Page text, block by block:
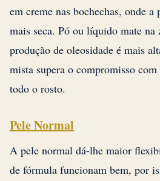
em creme nas bochechas, onde a
mais seca. Pó ou líquido mate na
produção de oleosidade é mais
mista supera o compromisso
todo o rosto.
Pele Normal
A pele normal dá-lhe maior
de fórmula funcionam bem, por